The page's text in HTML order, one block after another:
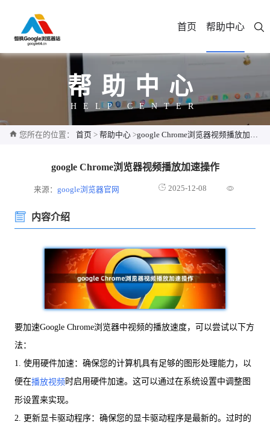
首页 帮助中心
帮助中心
HELP CENTER
您所在的位置： 首页 > 帮助中心 >google Chrome浏览器视频播放加速操作
google Chrome浏览器视频播放加速操作
来源：google浏览器官网 2025-12-08
内容介绍
要加速Google Chrome浏览器中视频的播放速度，可以尝试以下方
法：
1. 使用硬件加速：确保您的计算机具有足够的图形处理能力，以
便在播放视频 时启用硬件加速。这可以通过在系统设置中调整图
形设置来实现。
2. 更新显卡驱动程序：确保您的显卡驱动程序是最新的。过时的